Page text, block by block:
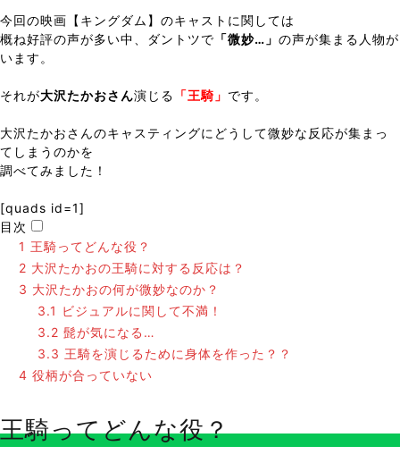
今回の映画【キングダム】のキャストに関しては
概ね好評の声が多い中、ダントツで 「微妙…」 の声が集まる人物が
います。
それが大沢たかおさん演じる 「王騎」 です。
大沢たかおさんのキャスティングにどうして微妙な反応が集まっ
てしまうのかを
調べてみました！
[quads id=1]
目次
1 王騎ってどんな役？
2 大沢たかおの王騎に対する反応は？
3 大沢たかおの何が微妙なのか？
3.1 ビジュアルに関して不満！
3.2 髭が気になる…
3.3 王騎を演じるために身体を作った？？
4 役柄が合っていない
王騎ってどんな役？